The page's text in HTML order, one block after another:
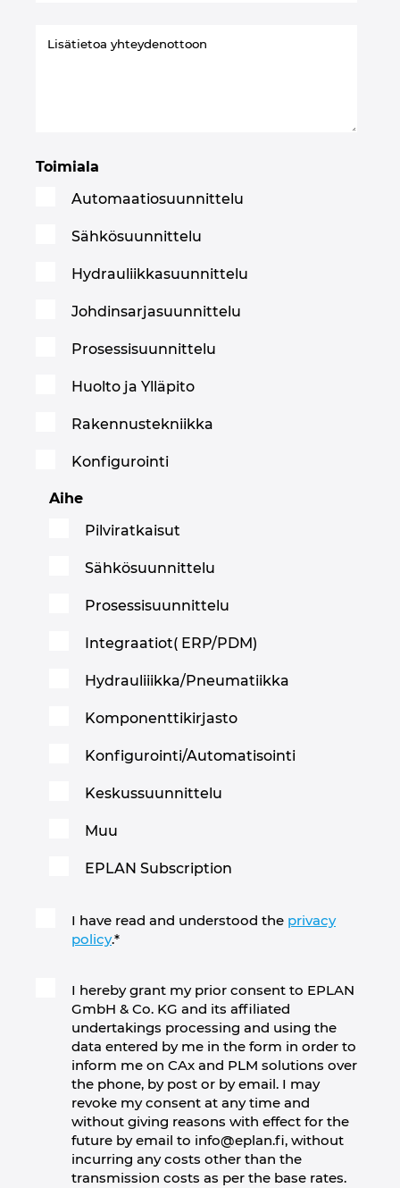
Toimiala
Automaatiosuunnittelu
Sähkösuunnittelu
Hydrauliikkasuunnittelu
Johdinsarjasuunnittelu
Prosessisuunnittelu
Huolto ja Ylläpito
Rakennustekniikka
Konfigurointi
Aihe
Pilviratkaisut
Sähkösuunnittelu
Prosessisuunnittelu
Integraatiot( ERP/PDM)
Hydrauliiikka/Pneumatiikka
Komponenttikirjasto
Konfigurointi/Automatisointi
Keskussuunnittelu
Muu
EPLAN Subscription
I have read and understood the privacy
policy.*
I hereby grant my prior consent to EPLAN
GmbH & Co. KG and its affiliated
undertakings processing and using the
data entered by me in the form in order to
inform me on CAx and PLM solutions over
the phone, by post or by email. I may
revoke my consent at any time and
without giving reasons with effect for the
future by email to info@eplan.fi, without
incurring any costs other than the
transmission costs as per the base rates.